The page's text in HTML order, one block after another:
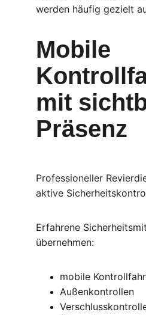
werden häufig gezielt
Mobile
mit
Präsenz
Professioneller
aktive
Erfahrene
übernehmen:
mobile
Außenkontrollen